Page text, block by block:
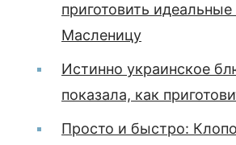
приготовить
Масленицу
Истинно украинское
показала, как
Просто и быстро: